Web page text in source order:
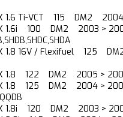
1.6 Ti-VCT 115 DM2
1.6i 100 DM2 2003 >
1.8 16V / Flexifuel 125
1.8 122 DM2 2005 >
1.8 125 DM2 2004 >
1.8i 120 DM2 2003 >